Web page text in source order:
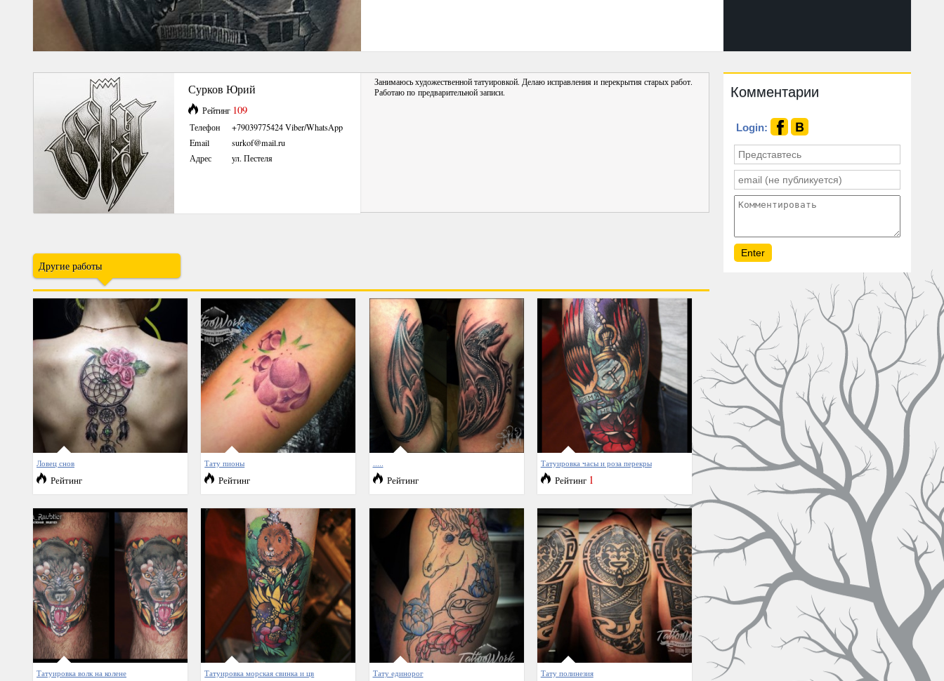
Сурков Юрий
Рейтинг 109
Телефон
+79039775424 Viber/WhatsApp
Email
surkof@mail.ru
Адрес
ул. Пестеля
Занимаюсь художественной татуировкой. Делаю исправления и перекрытия старых работ.
Работаю по предварительной записи.
Другие работы
Ловец снов
Рейтинг
Тату пионы
Рейтинг Рейтинг
Татуировка часы и роза перекры
Рейтинг 1
Татуировка волк на колене Татуировка морская свинка и цв Тату единорог Тату полинезия
Комментарии
Login: